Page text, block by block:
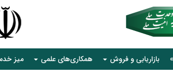
بازاریابی و فروش همکاری‌های علمی میز